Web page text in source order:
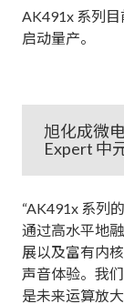
AK491x 系列
启动量产。
旭化成微
Expert 中
“AK491x 系列
通过高水平地
展以及富有内
声音体验。我
是未来运算放